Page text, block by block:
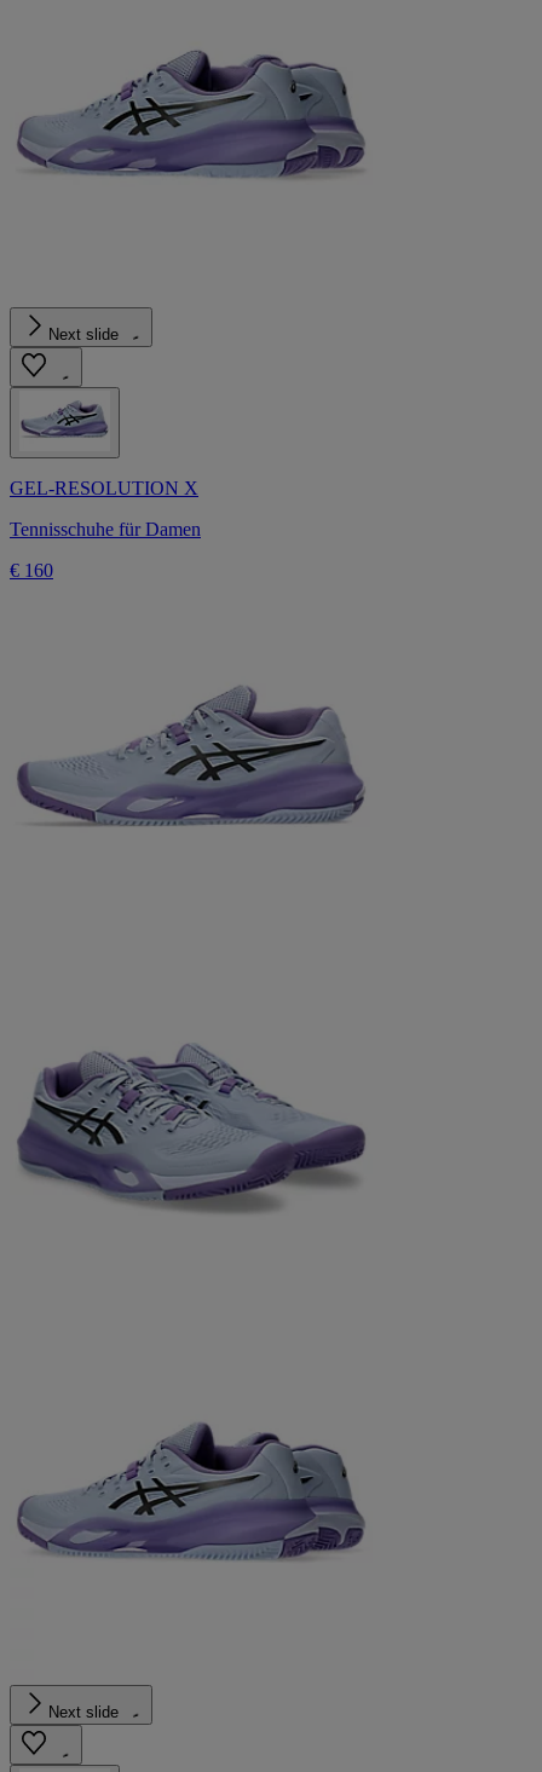
Next slide
GEL-RESOLUTION X
Tennisschuhe für Damen
€ 160
Next slide